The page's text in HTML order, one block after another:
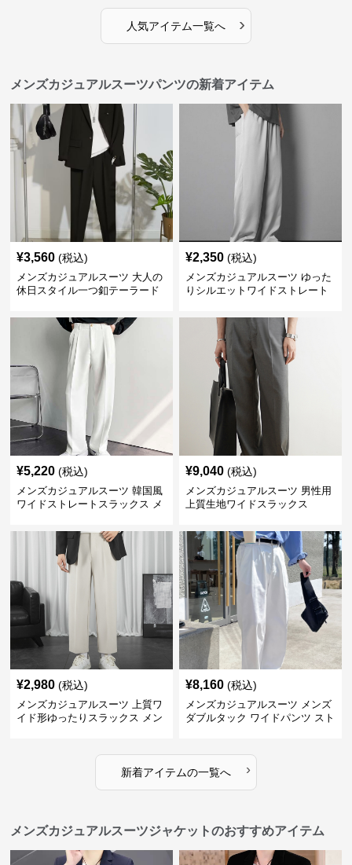
人気アイテム一覧へ ›
メンズカジュアルスーツパンツの新着アイテム
¥3,560 (税込)
メンズカジュアルスーツ 大人の
休日スタイル一つ釦テーラード
¥2,350 (税込)
メンズカジュアルスーツ ゆった
りシルエットワイドストレート
¥5,220 (税込)
メンズカジュアルスーツ 韓国風
ワイドストレートスラックス メ
¥9,040 (税込)
メンズカジュアルスーツ 男性用
上質生地ワイドスラックス
¥2,980 (税込)
メンズカジュアルスーツ 上質ワ
イド形ゆったりスラックス メン
¥8,160 (税込)
メンズカジュアルスーツ メンズ
ダブルタック ワイドパンツ スト
新着アイテムの一覧へ ›
メンズカジュアルスーツジャケットのおすすめアイテム